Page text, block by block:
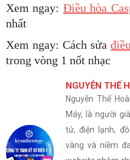
Xem ngay: Điều hòa
nhất
Xem ngay: Cách sửa
trong vòng 1 nốt nhạc
NGUYỄN THẾ
Nguyễn Thế
Máy, là người
tử, điện lạnh,
vàng và niềm